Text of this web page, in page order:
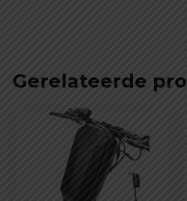
Gerelateerde